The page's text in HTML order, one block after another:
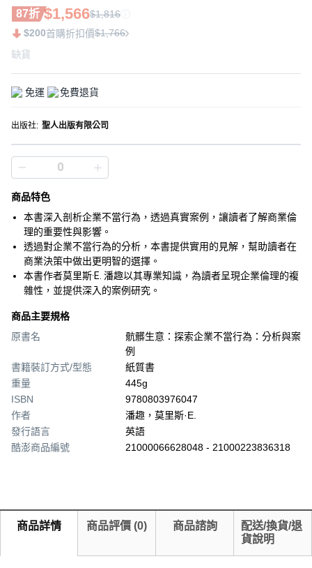
87折 $1,566$1,816
$200首購折扣價$1,766
缺貨
免運 免費退貨
出版社: 聖人出版有限公司
商品特色
本書深入剖析企業不當行為，透過真實案例，讓讀者了解商業倫
理的重要性與影響。
透過對企業不當行為的分析，本書提供實用的見解，幫助讀者在
商業決策中做出更明智的選擇。
本書作者莫里斯·E. 潘趣以其專業知識，為讀者呈現企業倫理的複
雜性，並提供深入的案例研究。
商品主要規格
原書名
骯髒生意：探索企業不當行為：分析與案
例
書籍裝訂方式/型態
紙質書
重量
445g
ISBN
9780803976047
作者
潘趣，莫里斯·E.
發行語言
英語
酷澎商品編號
21000066628048 - 21000223836318
商品詳情 商品評價 (0) 商品諮詢
配送/換貨/退
貨說明